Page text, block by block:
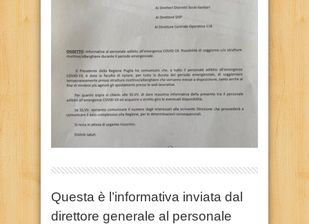
Questa è l’informativa inviata dal
direttore generale al personale